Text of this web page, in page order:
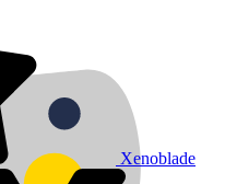
Xenoblade